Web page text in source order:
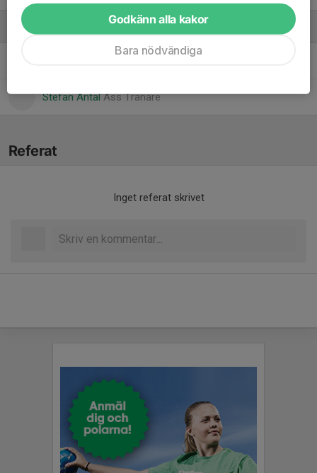
Ledare
Stefan AntalAss Tränare
Referat
Inget referat skrivet
Godkänn alla kakor
Bara nödvändiga